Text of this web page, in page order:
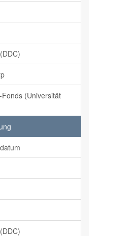
(Universität